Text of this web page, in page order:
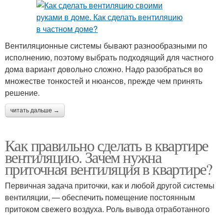
Вентиляционные системы бывают разнообразными по
исполнению, поэтому выбрать подходящий для частного
дома вариант довольно сложно. Надо разобраться во
множестве тонкостей и нюансов, прежде чем принять
решение.
читать дальше →
Как правильно сделать в квартире
вентиляцию. Зачем нужна
приточная вентиляция в квартире?
Первичная задача приточки, как и любой другой системы
вентиляции, — обеспечить помещение постоянным
притоком свежего воздуха. Роль вывода отработанного